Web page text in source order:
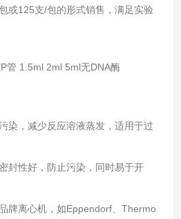
125支/包的形式销售，满足实验
，减少反应溶液蒸发，适用于过
性好，防止污染，同时易于开
离心机，如Eppendorf、Thermo